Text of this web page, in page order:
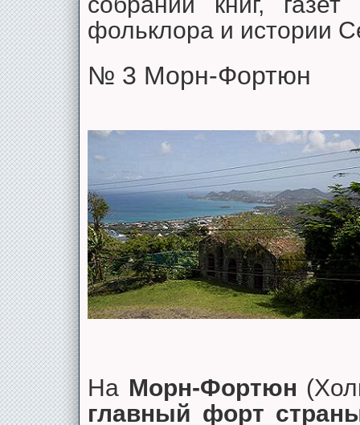
фольклора и истории
№ 3 Морн-Фортюн
На Морн-Фортюн
главный форт